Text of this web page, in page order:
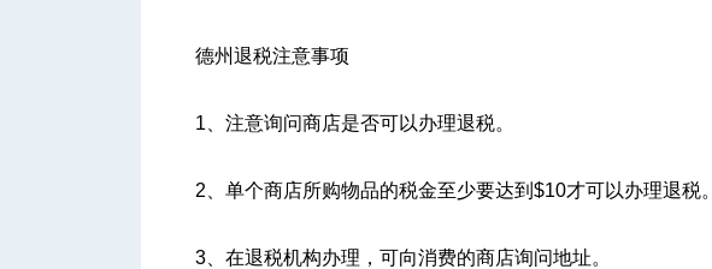
德州退税注意事项
1、注意询问商店是否可以办理退税。
2、单个商店所购物品的税金至少要达到$10才可以办理退税。
3、在退税机构办理，可向消费的商店询问地址。